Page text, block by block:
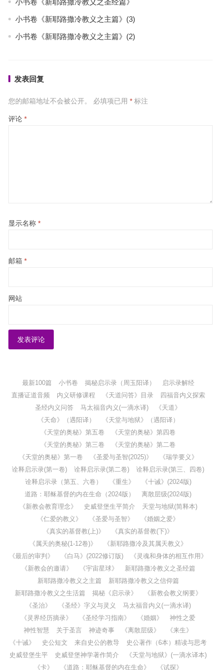
小书卷《新耶路撒冷教义之圣经篇》
小书卷《新耶路撒冷教义之主篇》(3)
小书卷《新耶路撒冷教义之主篇》(2)
发表回复
您的邮箱地址不会被公开。 必填项已用 *标注
评论 *
显示名称 *
邮箱 *
网站
最新100篇 小书卷 揭秘启示录（周玉阳译）
启示录解经
直播证道音频
内义研修课程 《天道问答》目录
四福音内义探索
圣经内义问答
马太福音内义(一滴水译)
《天道》
《天命》（遇阳译）
《天堂与地狱》（遇阳译）
《天堂的奥秘》第五卷
《天堂的奥秘》第四卷
《天堂的奥秘》第三卷
《天堂的奥秘》第二卷
《天堂的奥秘》第一卷
《圣爱与圣智(2025)》
《瑞学要义》
诠释启示录(第一卷)
诠释启示录(第二卷)
诠释启示录(第三、四卷)
诠释启示录（第五、六卷）
《重生》
《十诫》(2024版)
道路：耶稣基督的内在生命（2024版）
离散层级(2024版)
《新教会教育理念》
史威登堡生平简介
天堂与地狱(简释本)
《仁爱的教义》
《圣爱与圣智》
《婚姻之爱》
《真实的基督教(上)》
《真实的基督教(下)》
《属天的奥秘(1-12卷)》
《新耶路撒冷及其属天教义》
《最后的审判》
《白马》(2022修订版)
《灵魂和身体的相互作用》
《新教会的邀请》
《宇宙星球》
新耶路撒冷教义之圣经篇
新耶路撒冷教义之主篇
新耶路撒冷教义之信仰篇
新耶路撒冷教义之生活篇
揭秘《启示录》
《新教会教义纲要》
《圣治》
《圣经》字义与灵义
马太福音内义(一滴水译)
《灵界经历摘录》
《圣经学习指南》 《婚姻》
神性之爱
神性智慧
关于圣言 神迹奇事 《离散层级》
《来生》
《十诫》
史公短文 来自史公的教导
史公著作（6本）精读与思考
史威登堡生平
史威登堡神学著作简介
《天堂与地狱》(一滴水译本)
《卡》
《道路：耶稣基督的内在生命》 《试探》